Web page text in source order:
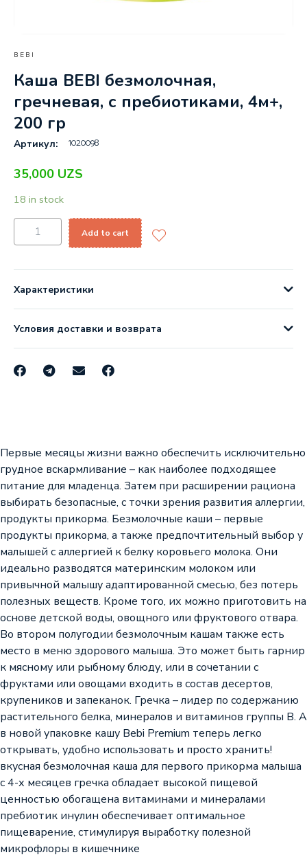
BEBI
Каша BEBI безмолочная,
гречневая, с пребиотиками, 4м+,
200 гр
Артикул: 1020098
35,000 UZS
18 in stock
Add to cart
Характеристики
Условия доставки и возврата
Первые месяцы жизни важно обеспечить исключительно
грудное вскармливание – как наиболее подходящее
питание для младенца. Затем при расширении рациона
выбирать безопасные, с точки зрения развития аллергии,
продукты прикорма. Безмолочные каши – первые
продукты прикорма, а также предпочтительный выбор у
малышей с аллергией к белку коровьего молока. Они
идеально разводятся материнским молоком или
привычной малышу адаптированной смесью, без потерь
полезных веществ. Кроме того, их можно приготовить на
основе детской воды, овощного или фруктового отвара.
Во втором полугодии безмолочным кашам также есть
место в меню здорового малыша. Это может быть гарнир
к мясному или рыбному блюду, или в сочетании с
фруктами или овощами входить в состав десертов,
крупеников и запеканок. Гречка – лидер по содержанию
растительного белка, минералов и витаминов группы В. А
в новой упаковке кашу Bebi Premium теперь легко
открывать, удобно использовать и просто хранить!
вкусная безмолочная каша для первого прикорма малыша
с 4-х месяцев гречка обладает высокой пищевой
ценностью обогащена витаминами и минералами
пребиотик инулин обеспечивает оптимальное
пищеварение, стимулируя выработку полезной
микрофлоры в кишечнике